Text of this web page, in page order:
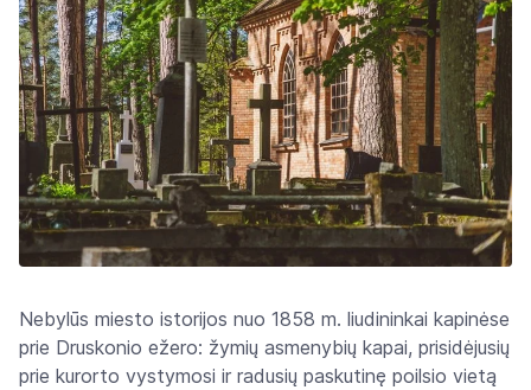
Nebylūs miesto istorijos nuo 1858 m. liudininkai kapinėse
prie Druskonio ežero: žymių asmenybių kapai, prisidėjusių
prie kurorto vystymosi ir radusių paskutinę poilsio vietą